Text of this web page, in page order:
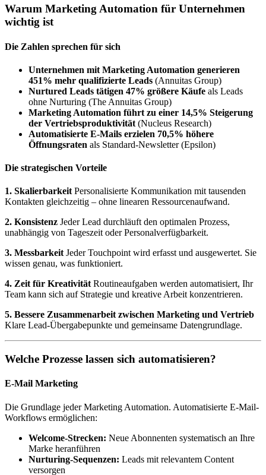
Warum Marketing Automation für Unternehmen
wichtig ist
Die Zahlen sprechen für sich
Unternehmen mit Marketing Automation generieren
451% mehr qualifizierte Leads (Annuitas Group)
Nurtured Leads tätigen 47% größere Käufe als Leads
ohne Nurturing (The Annuitas Group)
Marketing Automation führt zu einer 14,5% Steigerung
der Vertriebsproduktivität (Nucleus Research)
Automatisierte E-Mails erzielen 70,5% höhere
Öffnungsraten als Standard-Newsletter (Epsilon)
Die strategischen Vorteile
1. Skalierbarkeit Personalisierte Kommunikation mit tausenden
Kontakten gleichzeitig – ohne linearen Ressourcenaufwand.
2. Konsistenz Jeder Lead durchläuft den optimalen Prozess,
unabhängig von Tageszeit oder Personalverfügbarkeit.
3. Messbarkeit Jeder Touchpoint wird erfasst und ausgewertet. Sie
wissen genau, was funktioniert.
4. Zeit für Kreativität Routineaufgaben werden automatisiert, Ihr
Team kann sich auf Strategie und kreative Arbeit konzentrieren.
5. Bessere Zusammenarbeit zwischen Marketing und Vertrieb
Klare Lead-Übergabepunkte und gemeinsame Datengrundlage.
Welche Prozesse lassen sich automatisieren?
E-Mail Marketing
Die Grundlage jeder Marketing Automation. Automatisierte E-Mail-
Workflows ermöglichen:
Welcome-Strecken: Neue Abonnenten systematisch an Ihre
Marke heranführen
Nurturing-Sequenzen: Leads mit relevantem Content
versorgen